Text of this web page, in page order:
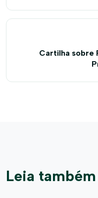
Cartilha sobre
Leia também